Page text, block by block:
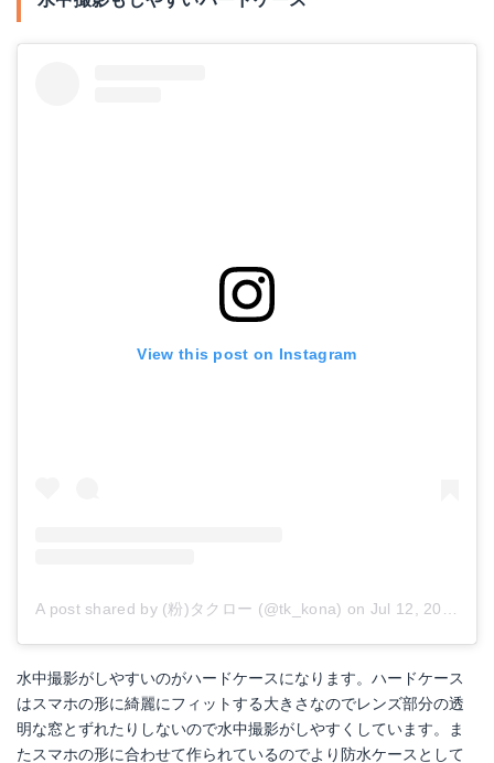
View this post on Instagram
A post shared by (粉)タクロー (@tk_kona) on Jul 12, 2018 at 4:53am PDT
水中撮影がしやすいのがハードケースになります。ハードケース
はスマホの形に綺麗にフィットする大きさなのでレンズ部分の透
明な窓とずれたりしないので水中撮影がしやすくしています。ま
たスマホの形に合わせて作られているのでより防水ケースとして